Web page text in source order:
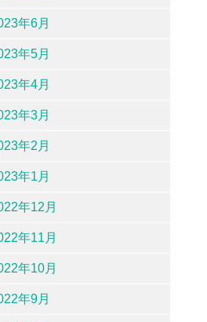
年6月
年5月
年4月
年3月
年2月
年1月
年12月
年11月
年10月
年9月